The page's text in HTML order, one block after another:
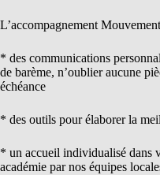
L’accompagnement
* des communications
de barème, n’oublier aucune
échéance
* des outils pour élaborer la
* un accueil individualisé dans
académie par nos équipes